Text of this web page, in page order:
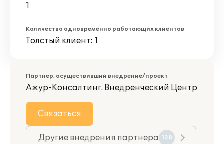
1
Количество одновременно работающих клиентов
Толстый клиент: 1
Партнер, осуществивший внедрение/проект
Ажур-Консалтинг. Внедренческий Центр
Связаться
Другие внедрения партнера 128